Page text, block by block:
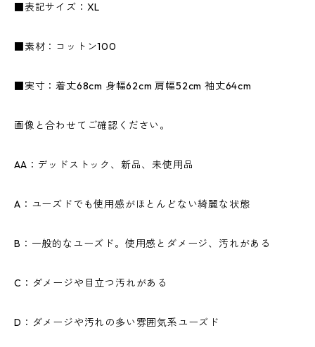
■表記サイズ：XL
■素材：コットン100
■実寸：着丈68cm 身幅62cm 肩幅52cm 袖丈64cm
画像と合わせてご確認ください。
AA：デッドストック、新品、未使用品
A：ユーズドでも使用感がほとんどない綺麗な状態
B：一般的なユーズド。使用感とダメージ、汚れがある
C：ダメージや目立つ汚れがある
D：ダメージや汚れの多い雰囲気系ユーズド